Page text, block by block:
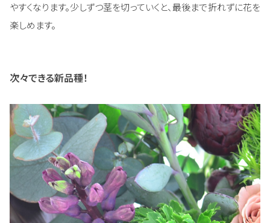
やすくなります。少しずつ茎を切っていくと、最後まで折れずに花を
楽しめます。
次々できる新品種！